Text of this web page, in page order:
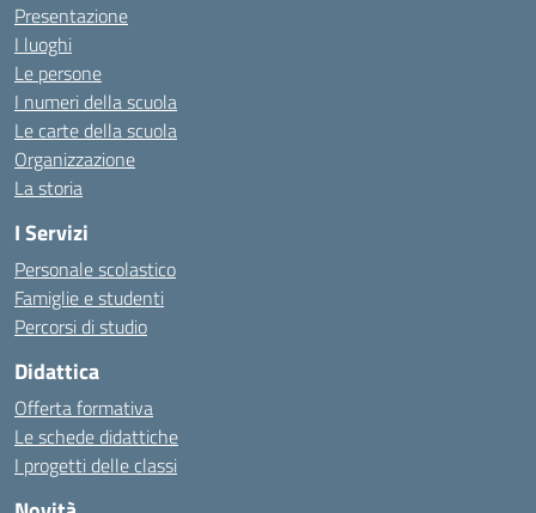
Presentazione
I luoghi
Le persone
I numeri della scuola
Le carte della scuola
Organizzazione
La storia
I Servizi
Personale scolastico
Famiglie e studenti
Percorsi di studio
Didattica
Offerta formativa
Le schede didattiche
I progetti delle classi